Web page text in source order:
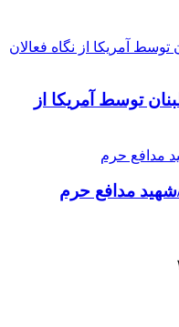
توسط آمریکا از
مدافع حرم